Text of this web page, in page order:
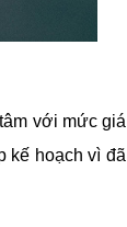
với mức giá
kế hoạch vì đã